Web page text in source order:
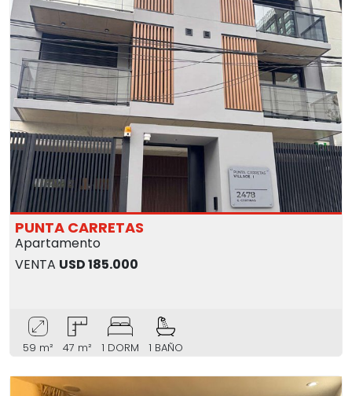
PUNTA CARRETAS
Apartamento
VENTA USD 185.000
59 m² 47 m² 1 DORM 1 BAÑO